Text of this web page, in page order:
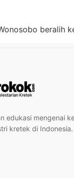
beralih
edukasi mengenai
kretek di